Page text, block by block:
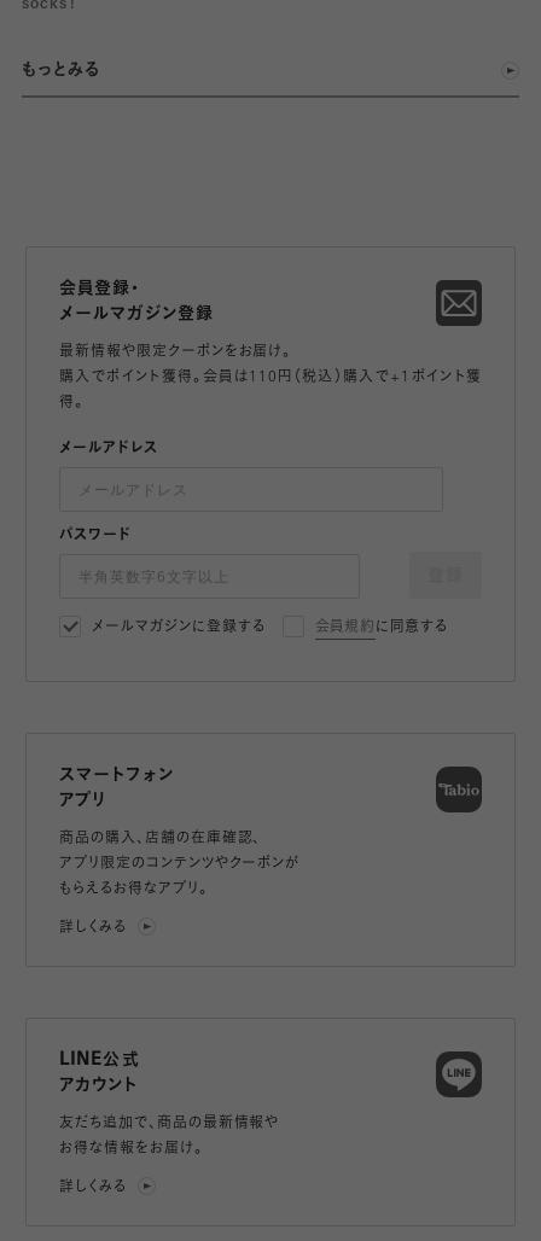
socks！
もっとみる
会員登録・
メールマガジン登録
最新情報や限定クーポンをお届け。
購入でポイント獲得。会員は110円（税込）購入で+1ポイント獲
得。
メールアドレス
パスワード
メールマガジンに登録する 会員規約 に同意する
スマートフォン
アプリ
商品の購入、店舗の在庫確認、
アプリ限定のコンテンツやクーポンが
もらえるお得なアプリ。
詳しくみる
LINE公式
アカウント
友だち追加で、 商品の最新情報や
お得な情報をお届け。
詳しくみる